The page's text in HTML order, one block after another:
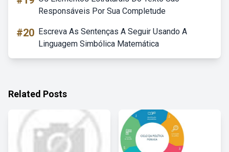
Responsáveis Por Sua Completude
#20 Escreva As Sentenças A Seguir Usando A
Linguagem Simbólica Matemática
Related Posts